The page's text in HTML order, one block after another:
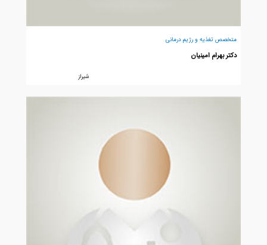
متخصص تغذیه و رژیم درمانی
دکتر بهرام امینیان
شيراز